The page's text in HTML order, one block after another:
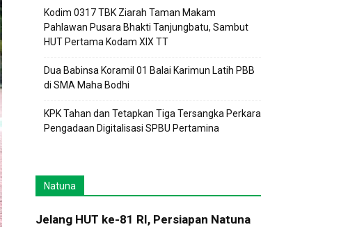
Kodim 0317 TBK Ziarah Taman Makam
Pahlawan Pusara Bhakti Tanjungbatu, Sambut
HUT Pertama Kodam XIX TT
Dua Babinsa Koramil 01 Balai Karimun Latih PBB
di SMA Maha Bodhi
KPK Tahan dan Tetapkan Tiga Tersangka Perkara
Pengadaan Digitalisasi SPBU Pertamina
Natuna
Jelang HUT ke-81 RI, Persiapan Natuna